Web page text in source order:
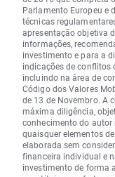
Parlamento Europeu e
técnicas
apresentação objetiva
informações,
investimento e para a
indicações de conflitos
incluindo na área de
Código dos Valores
de 13 de Novembro. A
máxima diligência,
conhecimento do autor
quaisquer elementos
elaborada sem
financeira individual e
investimento de forma